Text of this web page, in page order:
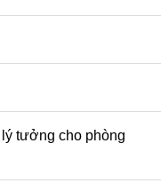
tưởng cho phòng